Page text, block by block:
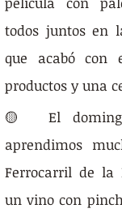
todos juntos en
que acabó con
productos y una
🟡  El
aprendimos
Ferrocarril de la
un vino con